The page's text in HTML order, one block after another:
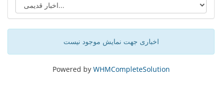
اخباری جهت نمایش موجود نیست
Powered by WHMCompleteSolution